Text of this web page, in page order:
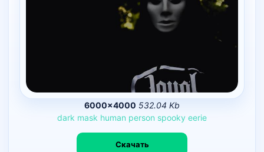
6000×4000 532.04 Kb
dark mask human person spooky eerie
Скачать